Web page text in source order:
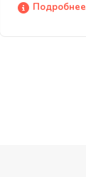
Подробнее